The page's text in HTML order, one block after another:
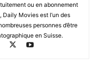
ou en abonnement
Movies est l’un des
personnes d’être
en Suisse.